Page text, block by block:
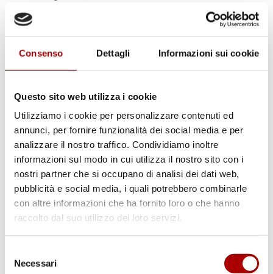
Consenso Dettagli Informazioni sui cookie
Questo sito web utilizza i cookie
Utilizziamo i cookie per personalizzare contenuti ed
annunci, per fornire funzionalità dei social media e per
analizzare il nostro traffico. Condividiamo inoltre
informazioni sul modo in cui utilizza il nostro sito con i
nostri partner che si occupano di analisi dei dati web,
pubblicità e social media, i quali potrebbero combinarle
con altre informazioni che ha fornito loro o che hanno
raccolto dal suo utilizzo dei loro servizi.
delNecessari
E la
? Essendo un taglio
soggetto a un deperimento molto rapido,
vanno considerati al massimo 3-4 mesi di
durata nel congelatore. Avendo
il freezer chiusi ermeticamente, in modo da
la presenza d’aria. Se conservata nella
confezione del supermercato, la carne
rischia infatti di deperire velocemente sia a
causa del contenitore permeabile che per la
presenza dei gas che si formano
tipicamente durante il confezionamento in
atmosfera protettiva, e che in congelatore
ne accelerano la decomposizione.